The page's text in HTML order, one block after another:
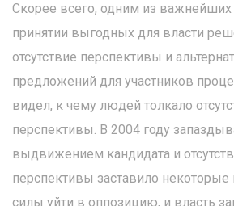
Скорее всего, одним из
принятии выгодных для власти
отсутствие перспективы и
предложений для участников
видел, к чему людей толкало
перспективы. В 2004 году
выдвижением кандидата и
перспективы заставило некоторые
силы уйти в оппозицию, и власть